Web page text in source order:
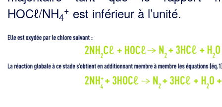
HOCℓ/NH4
+ est inférieur à l’unité.